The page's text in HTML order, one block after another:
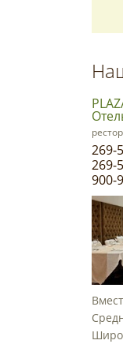
269-
269-
900-